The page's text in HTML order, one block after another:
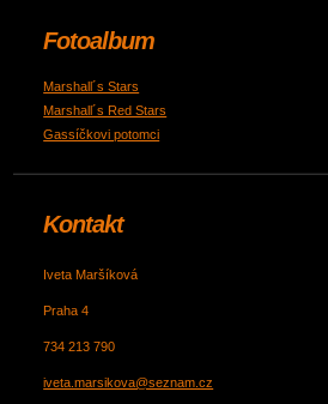
Fotoalbum
Marshall´s Stars
Marshall´s Red Stars
Gassíčkovi potomci
Kontakt
Iveta Maršíková
Praha 4
734 213 790
iveta.marsikova@seznam.cz